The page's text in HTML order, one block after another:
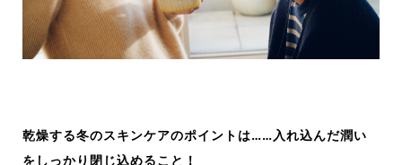
乾燥する冬のスキンケアのポイントは……入れ込んだ潤い
をしっかり閉じ込めること！